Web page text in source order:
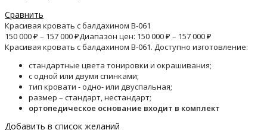
Сравнить
Красивая кровать с балдахином B-061
150 000₽ – 157 000₽Диапазон цен: 150 000 ₽ – 157 000 ₽
Красивая кровать с балдахином B-061. Доступно изготовление:
стандартные цвета тонировки и окрашивания;
с одной или двумя спинками;
тип кровати - одно- или двуспальная;
размер – стандарт, нестандарт;
ортопедическое основание входит в комплект
Добавить в список желаний